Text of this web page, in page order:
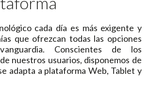
cada día es más exigente y
que ofrezcan todas las opciones
Conscientes de los
nuestros usuarios, disponemos de
adapta a plataforma Web, Tablet y